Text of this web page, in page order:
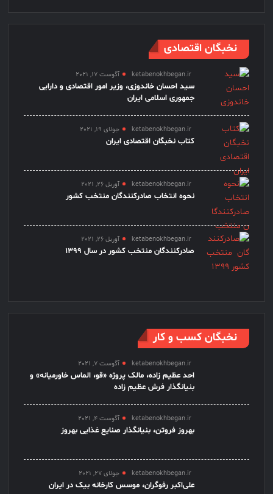
نخبگان اقتصادی
ketabenokhbegan.ir آگوست 17, 2021
سید احسان خاندوزی، وزیر امور اقتصادی و دارایی
جمهوری اسلامی ایران
ketabenokhbegan.ir جولای 19, 2021
کتاب نخبگان اقتصادی ایران
ketabenokhbegan.ir آوریل 26, 2021
نحوه انتخاب صادرکنندگان منتخب کشور
ketabenokhbegan.ir آوریل 26, 2021
صادرکنندگان منتخب کشور در سال 1399
نخبگان کسب و کار
ketabenokhbegan.ir آگوست 7, 2021
احد عظیم زاده، مالک پروژه «قو، الماس خاورمیانه» و
بنیانگذار فرش عظیم زاده
ketabenokhbegan.ir آگوست 4, 2021
بهروز فروتن، بنیانگذار صنایع غذایی بهروز
ketabenokhbegan.ir جولای 27, 2021
علی‌اکبر رفوگران، موسس کارخانه بیک در ایران